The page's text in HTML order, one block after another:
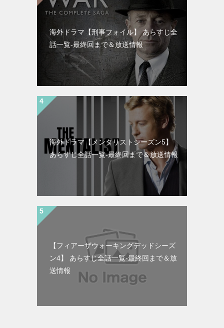
海外ドラマ【刑事フォイル】 あらすじ全
話一覧-最終回まで＆放送情報
海外ドラマ【メンタリストシーズン5】
あらすじ全話一覧-最終回まで＆放送情報
【フィアーザウォーキングデッドシーズ
ン4】 あらすじ全話一覧-最終回まで＆放
送情報